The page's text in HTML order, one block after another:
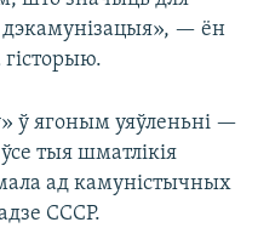
— ён
ў ягоным уяўленьні —
тыя шматлікія
ад камуністычных
СССР.